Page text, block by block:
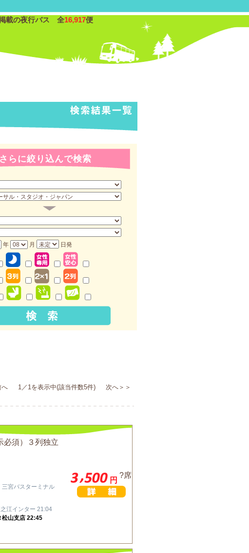
載の夜行バス 全16,917便
さらに絞り込んで検索
年 月 日発
へ 1／1を表示中(該当件数5件) 次へ＞＞
必須）３列独立
宮バスターミナル
江インター 21:04
松山支店 22:45
円
?席